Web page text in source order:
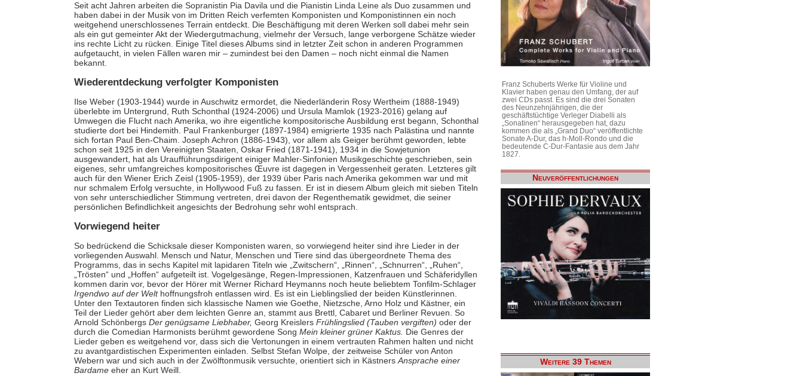
Seit acht Jahren arbeiten die Sopranistin Pia Davila und die Pianistin Linda Leine als Duo zusammen und
haben dabei in der Musik von im Dritten Reich verfemten Komponisten und Komponistinnen ein noch
weitgehend unerschlossenes Terrain entdeckt. Die Beschäftigung mit deren Werken soll dabei mehr sein
als ein gut gemeinter Akt der Wiedergutmachung, vielmehr der Versuch, lange verborgene Schätze wieder
ins rechte Licht zu rücken. Einige Titel dieses Albums sind in letzter Zeit schon in anderen Programmen
aufgetaucht, in vielen Fällen waren mir – zumindest bei den Damen – noch nicht einmal die Namen
bekannt.
Wiederentdeckung verfolgter Komponisten
Ilse Weber (1903-1944) wurde in Auschwitz ermordet, die Niederländerin Rosy Wertheim (1888-1949)
überlebte im Untergrund, Ruth Schonthal (1924-2006) und Ursula Mamlok (1923-2016) gelang auf
Umwegen die Flucht nach Amerika, wo ihre eigentliche kompositorische Ausbildung erst begann, Schonthal
studierte dort bei Hindemith. Paul Frankenburger (1897-1984) emigrierte 1935 nach Palästina und nannte
sich fortan Paul Ben-Chaim. Joseph Achron (1886-1943), vor allem als Geiger berühmt geworden, lebte
schon seit 1925 in den Vereinigten Staaten, Oskar Fried (1871-1941), 1934 in die Sowjetunion
ausgewandert, hat als Uraufführungsdirigent einiger Mahler-Sinfonien Musikgeschichte geschrieben, sein
eigenes, sehr umfangreiches kompositorisches Œuvre ist dagegen in Vergessenheit geraten. Letzteres gilt
auch für den Wiener Erich Zeisl (1905-1959), der 1939 über Paris nach Amerika gekommen war und mit
nur schmalem Erfolg versuchte, in Hollywood Fuß zu fassen. Er ist in diesem Album gleich mit sieben Titeln
von sehr unterschiedlicher Stimmung vertreten, drei davon der Regenthematik gewidmet, die seiner
persönlichen Befindlichkeit angesichts der Bedrohung sehr wohl entsprach.
Vorwiegend heiter
So bedrückend die Schicksale dieser Komponisten waren, so vorwiegend heiter sind ihre Lieder in der
vorliegenden Auswahl. Mensch und Natur, Menschen und Tiere sind das übergeordnete Thema des
Programms, das in sechs Kapitel mit lapidaren Titeln wie „Zwitschern“, „Rinnen“, „Schnurren“, „Ruhen“,
„Trösten“ und „Hoffen“ aufgeteilt ist. Vogelgesänge, Regen-Impressionen, Katzenfrauen und Schäferidyllen
kommen darin vor, bevor der Hörer mit Werner Richard Heymanns noch heute beliebtem Tonfilm-Schlager
Irgendwo auf der Welthoffnungsfroh entlassen wird. Es ist ein Lieblingslied der beiden Künstlerinnen.
Unter den Textautoren finden sich klassische Namen wie Goethe, Nietzsche, Arno Holz und Kästner, ein
Teil der Lieder gehört aber dem leichten Genre an, stammt aus Brettl, Cabaret und Berliner Revuen. So
Arnold Schönbergs Der genügsame Liebhaber, Georg Kreislers Frühlingslied (Tauben vergiften) oder der
durch die Comedian Harmonists berühmt gewordene Song Mein kleiner grüner Kaktus. Die Genres der
Lieder geben es weitgehend vor, dass sich die Vertonungen in einem vertrauten Rahmen halten und nicht
zu avantgardistischen Experimenten einladen. Selbst Stefan Wolpe, der zeitweise Schüler von Anton
Webern war und sich auch in der Zwölftonmusik versuchte, orientiert sich in Kästners Ansprache einer
Bardameeher an Kurt Weill.
Franz Schuberts Werke für Violine und
Klavier haben genau den Umfang, der auf
zwei CDs passt. Es sind die drei Sonaten
des Neunzehnjährigen, die der
geschäftstüchtige Verleger Diabelli als
„Sonatinen“ herausgegeben hat, dazu
kommen die als „Grand Duo“ veröffentlichte
Sonate A-Dur, das h-Moll-Rondo und die
bedeutende C-Dur-Fantasie aus dem Jahr
1827.
Neuveröffentlichungen
Weitere 39 Themen